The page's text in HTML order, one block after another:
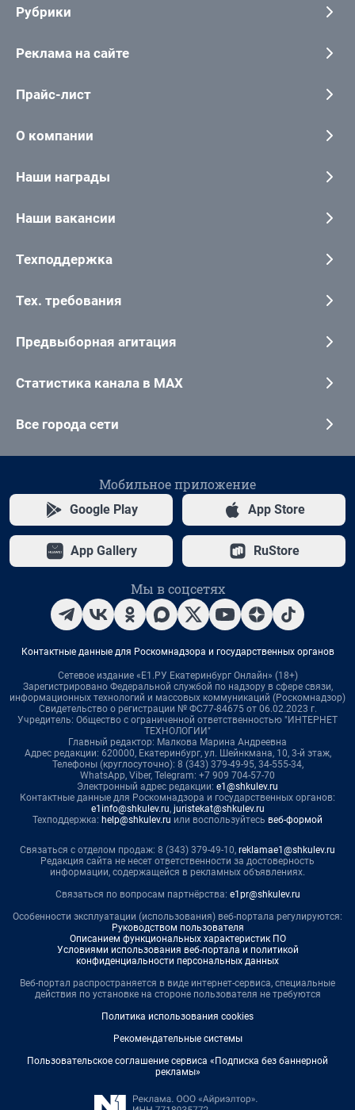
Рубрики
Реклама на сайте
Прайс-лист
О компании
Наши награды
Наши вакансии
Техподдержка
Тех. требования
Предвыборная агитация
Статистика канала в MAX
Все города сети
Мобильное приложение
Google Play App Store
App Gallery RuStore
Мы в соцсетях
Контактные данные для Роскомнадзора и государственных органов
Сетевое издание «Е1.РУ Екатеринбург Онлайн» (18+)
Зарегистрировано Федеральной службой по надзору в сфере связи,
информационных технологий и массовых коммуникаций (Роскомнадзор)
Свидетельство о регистрации № ФС77-84675 от 06.02.2023 г.
Учредитель: Общество с ограниченной ответственностью "ИНТЕРНЕТ
ТЕХНОЛОГИИ"
Главный редактор: Малкова Марина Андреевна
Адрес редакции: 620000, Екатеринбург, ул. Шейнкмана, 10, 3-й этаж,
Телефоны (круглосуточно): 8 (343) 379-49-95, 34-555-34,
WhatsApp, Viber, Telegram: +7 909 704-57-70
Электронный адрес редакции: e1@shkulev.ru
Контактные данные для Роскомнадзора и государственных органов:
e1info@shkulev.ru, juristekat@shkulev.ru
Техподдержка: help@shkulev.ru или воспользуйтесь веб-формой
Связаться с отделом продаж: 8 (343) 379-49-10, reklamae1@shkulev.ru
Редакция сайта не несет ответственности за достоверность
информации, содержащейся в рекламных объявлениях.
Связаться по вопросам партнёрства: e1pr@shkulev.ru
Особенности эксплуатации (использования) веб-портала регулируются:
Руководством пользователя
Описанием функциональных характеристик ПО
Условиями использования веб-портала и политикой
конфиденциальности персональных данных
Веб-портал распространяется в виде интернет-сервиса, специальные
действия по установке на стороне пользователя не требуются
Политика использования cookies
Рекомендательные системы
Пользовательское соглашение сервиса «Подписка без баннерной
рекламы»